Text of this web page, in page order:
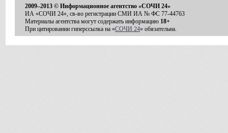
2009–2013 © Информационное агентство «СОЧИ 24»
ИА «СОЧИ 24», св-во регистрации СМИ ИА № ФС 77-44763
Материалы агентства могут содержать информацию 18+
При цитировании гиперссылка на «СОЧИ 24» обязательна.